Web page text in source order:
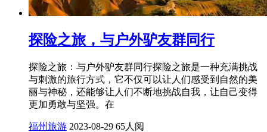
探险之旅，与户外驴友群同行
探险之旅：与户外驴友群同行探险之旅是一种充满挑战
与刺激的旅行方式，它不仅可以让人们感受到自然的美
丽与神秘，还能够让人们不断地挑战自我，让自己变得
更加勇敢与坚强。在
福州旅游 2023-08-29 65人阅